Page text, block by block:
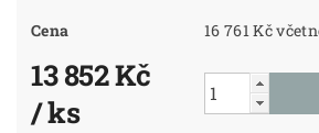
Cena 16 761 Kč
13 852 Kč
/ ks